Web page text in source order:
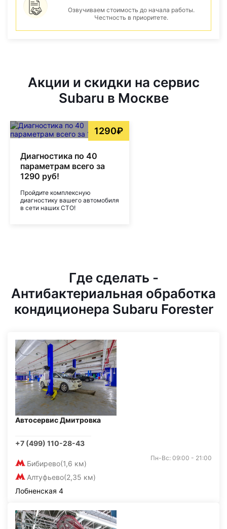
Озвучиваем стоимость до начала работы.
Честность в приоритете.
Акции и скидки на сервис
Subaru в Москве
1290₽
Диагностика по 40
параметрам всего за
1290 руб!
Пройдите комплексную
диагностику вашего автомобиля
в сети наших СТО!
Где сделать -
Антибактериальная обработка
кондиционера Subaru Forester
Автосервис Дмитровка
+7 (499) 110-28-43
Бибирево(1,6 км)
Алтуфьево(2,35 км)
Пн-Вс: 09:00 - 21:00
Лобненская 4